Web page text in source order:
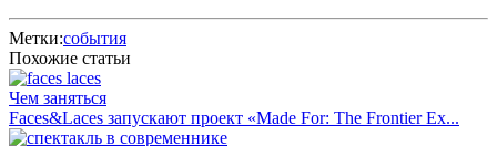
Метки:события
Похожие статьи
Чем заняться
Faces&Laces запускают проект «Made For: The Frontier Ex...